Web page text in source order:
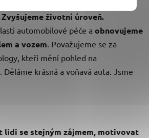
Zvyšujeme životní úroveň.
automobilové péče a obnovujeme
a vozem. Považujeme se za
kteří mění pohled na
krásná a voňavá auta. Jsme
lidi se stejným zájmem, motivovat